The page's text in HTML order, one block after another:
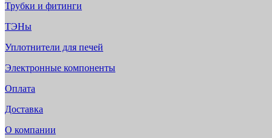
Трубки и фитинги
ТЭНы
Уплотнители для печей
Электронные компоненты
Оплата
Доставка
О компании